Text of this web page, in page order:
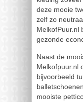
deze mooie
zelf zo
MelkofPuur.nl
gezonde
Naast de
Melkofpuur.nl
bijvoorbeeld
mooiste